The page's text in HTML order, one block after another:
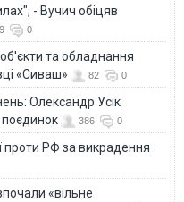
- Вучич обіцяв
0
та обладнання
«Сиваш»
82 0
Олександр Усік
386 0
проти РФ за викрадення
«вільне